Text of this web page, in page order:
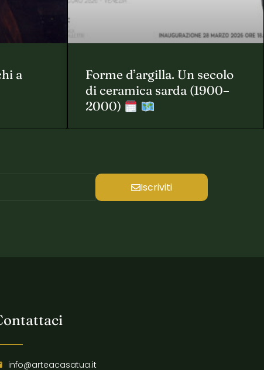
a
Forme d’argilla. Un secolo
di ceramica sarda (1900–
2000)
Iscriviti
info@arteacasatua.it